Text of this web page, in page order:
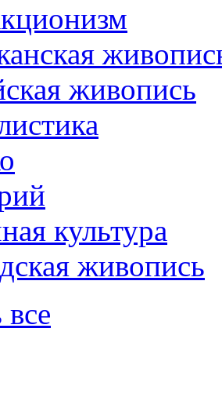
живопись
культура
живопись